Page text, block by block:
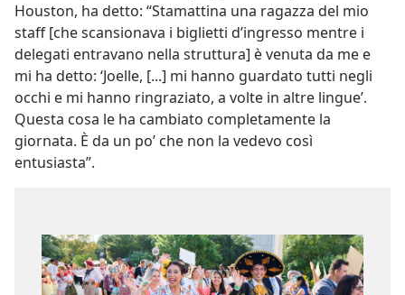
Houston, ha detto: “Stamattina una ragazza del mio
staff [che scansionava i biglietti d’ingresso mentre i
delegati entravano nella struttura] è venuta da me e
mi ha detto: ‘Joelle, [...] mi hanno guardato tutti negli
occhi e mi hanno ringraziato, a volte in altre lingue’.
Questa cosa le ha cambiato completamente la
giornata. È da un po’ che non la vedevo così
entusiasta”.